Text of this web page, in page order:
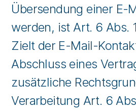
Übersendung einer E-
werden, ist Art. 6 Abs.
Zielt der E-Mail-
Abschluss eines
zusätzliche
Verarbeitung Art. 6